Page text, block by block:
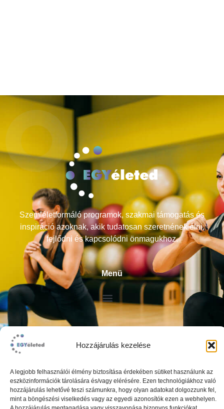
Hozzájárulás kezelése
A legjobb felhasználói élmény biztosítása érdekében sütiket használunk az
eszközinformációk tárolására és/vagy elérésére. Ezen technológiákhoz való
hozzájárulás lehetővé teszi számunkra, hogy olyan adatokat dolgozzunk fel,
mint a böngészési viselkedés vagy az egyedi azonosítók ezen a webhelyen.
Szemléletformáló programok, szakmai támogatás és
inspiráció azoknak, akik tudatosan szeretnének élni,
fejlődni és kapcsolódni önmagukhoz.
Menü
Impresszum
Adatkezelési tájékoztató